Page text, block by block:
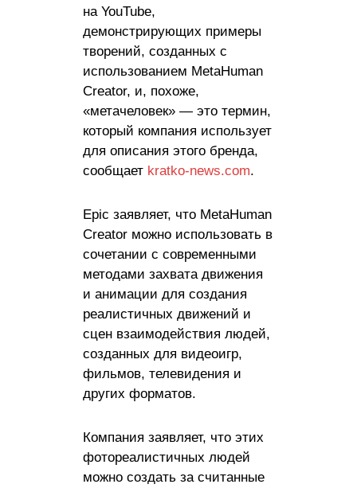
на YouTube,
демонстрирующих примеры
творений, созданных с
использованием MetaHuman
Creator, и, похоже,
«метачеловек» — это термин,
который компания использует
для описания этого бренда,
сообщает kratko-news.com.
Epic заявляет, что MetaHuman
Creator можно использовать в
сочетании с современными
методами захвата движения
и анимации для создания
реалистичных движений и
сцен взаимодействия людей,
созданных для видеоигр,
фильмов, телевидения и
других форматов.
Компания заявляет, что этих
фотореалистичных людей
можно создать за считанные